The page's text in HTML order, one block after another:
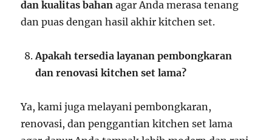
dan kualitas bahan agar Anda merasa tenang
dan puas dengan hasil akhir kitchen set.
Apakah tersedia layanan pembongkaran
dan renovasi kitchen set lama?
Ya, kami juga melayani pembongkaran,
renovasi, dan penggantian kitchen set lama